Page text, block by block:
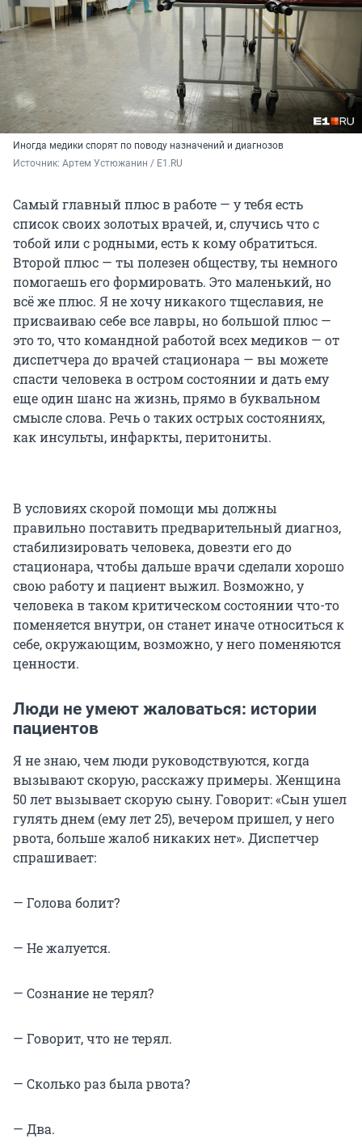
Иногда медики спорят по поводу назначений и диагнозов
Источник: Артем Устюжанин / E1.RU
Самый главный плюс в работе — у тебя есть
список своих золотых врачей, и, случись что с
тобой или с родными, есть к кому обратиться.
Второй плюс — ты полезен обществу, ты немного
помогаешь его формировать. Это маленький, но
всё же плюс. Я не хочу никакого тщеславия, не
присваиваю себе все лавры, но большой плюс —
это то, что командной работой всех медиков — от
диспетчера до врачей стационара — вы можете
спасти человека в остром состоянии и дать ему
еще один шанс на жизнь, прямо в буквальном
смысле слова. Речь о таких острых состояниях,
как инсульты, инфаркты, перитониты.
В условиях скорой помощи мы должны
правильно поставить предварительный диагноз,
стабилизировать человека, довезти его до
стационара, чтобы дальше врачи сделали хорошо
свою работу и пациент выжил. Возможно, у
человека в таком критическом состоянии что-то
поменяется внутри, он станет иначе относиться к
себе, окружающим, возможно, у него поменяются
ценности.
Люди не умеют жаловаться: истории
пациентов
Я не знаю, чем люди руководствуются, когда
вызывают скорую, расскажу примеры. Женщина
50 лет вызывает скорую сыну. Говорит: «Сын ушел
гулять днем (ему лет 25), вечером пришел, у него
рвота, больше жалоб никаких нет». Диспетчер
спрашивает:
— Голова болит?
— Не жалуется.
— Сознание не терял?
— Говорит, что не терял.
— Сколько раз была рвота?
— Два.